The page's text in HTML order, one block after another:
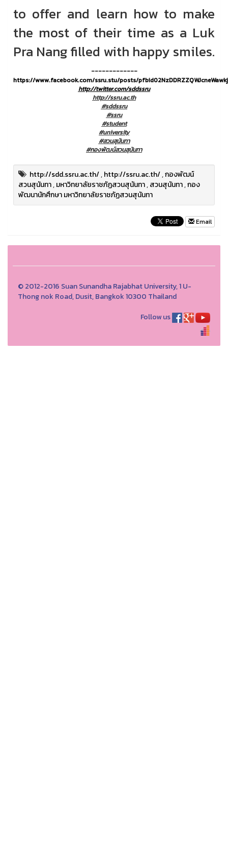
to offer and learn how to make
the most of their time as a Luk
Pra Nang filled with happy smiles.
-------------
https://www.facebook.com/ssru.stu/posts/
http://twitter.com/sddssru
http://ssru.ac.th
#sddssru
#ssru
#student
#university
#สวนสุนันทา
#กองพัฒน์สวนสุนันทา
http://sdd.ssru.ac.th/,http://ssru.ac.th/,กองพัฒน์
สวนสุนันทา,มหาวิทยาลัยราชภัฏสวนสุนันทา,สวนสุนันทา,กอง
พัฒนานักศึกษา มหาวิทยาลัยราชภัฏสวนสุนันทา
Email
© 2012-2016 Suan Sunandha Rajabhat University, 1 U-
Thong nok Road, Dusit, Bangkok 10300 Thailand
Follow us